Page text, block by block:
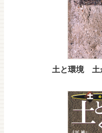
土と環境 土